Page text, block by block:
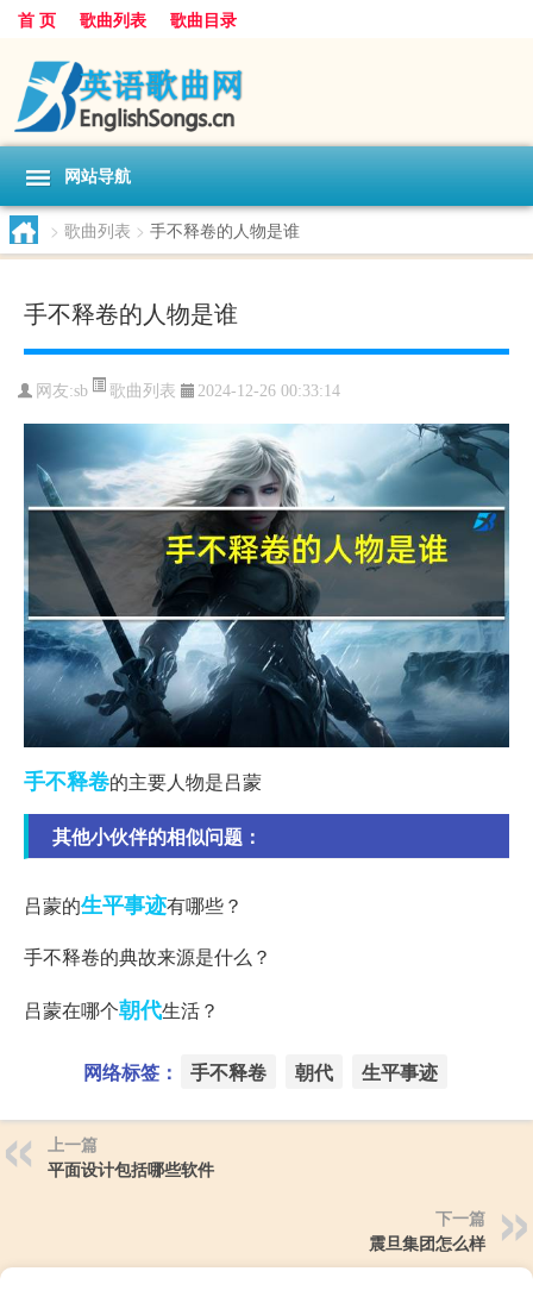
首 页 歌曲列表 歌曲目录
网站导航
> 歌曲列表 > 手不释卷的人物是谁
手不释卷的人物是谁
网友:sb 歌曲列表 2024-12-26 00:33:14
手不释卷的主要人物是吕蒙
其他小伙伴的相似问题：
吕蒙的生平事迹有哪些？
手不释卷的典故来源是什么？
吕蒙在哪个朝代生活？
网络标签： 手不释卷 朝代 生平事迹
上一篇
平面设计包括哪些软件
下一篇
震旦集团怎么样